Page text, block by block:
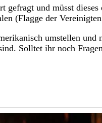
gefragt und müsst dieses
(Flagge der
umstellen und
Solltet ihr noch